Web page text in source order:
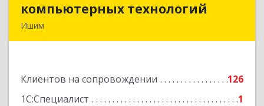
компьютерных технологий
Ишим
Клиентов на сопровождении
126
1С:Специалист
1
компьютерных технологий
Подробнее